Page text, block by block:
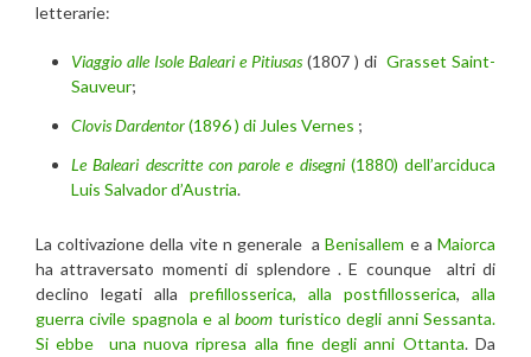
letterarie:
Viaggio alle Isole Baleari e Pitiusas(1807 ) di Grasset Saint-
Sauveur;
Clovis Dardentor(1896 ) di Jules Vernes ;
Le Baleari descritte con parole e disegni(1880) dell’arciduca
Luis Salvador d’Austria.
La coltivazione della vite n generale aBenisallem e aMaiorca
ha attraversato momenti di splendore . E counque altri di
declino legati alla prefillosserica, alla postfillosserica, alla
guerra civile spagnola e alboom turistico degli anni Sessanta.
Si ebbe una nuova ripresa alla fine degli anni Ottanta. Da